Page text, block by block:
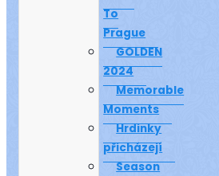
To
Prague
GOLDEN
2024
Memorable
Moments
Hrdinky
přicházejí
Season